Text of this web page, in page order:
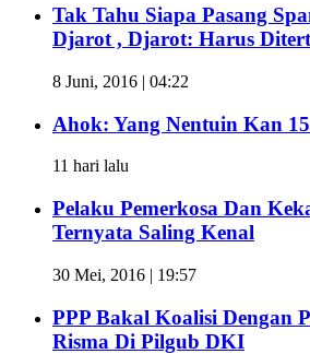
Tak Tahu Siapa Pasang
Djarot , Djarot: Harus
8 Juni, 2016 | 04:22
Ahok: Yang Nentuin Kan
11 hari lalu
Pelaku Pemerkosa Dan
Ternyata Saling Kenal
30 Mei, 2016 | 19:57
PPP Bakal Koalisi Dengan
Risma Di Pilgub DKI